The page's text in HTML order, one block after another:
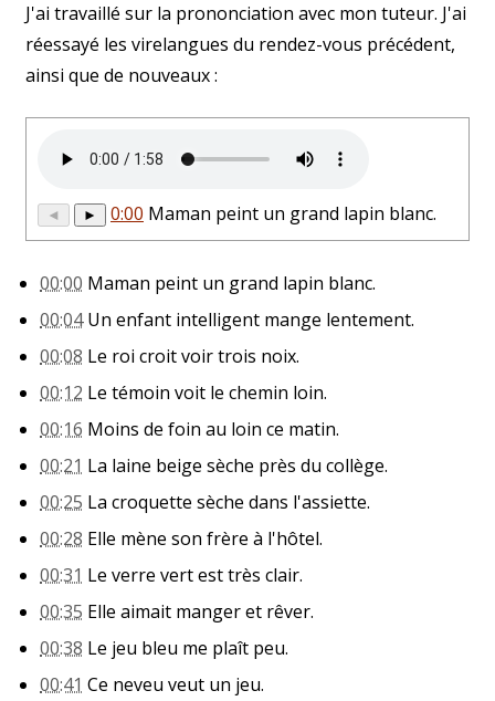
J'ai travaillé sur la prononciation avec mon tuteur. J'ai
réessayé les virelangues du rendez-vous précédent,
ainsi que de nouveaux :
◄ ► 0:00 Maman peint un grand lapin blanc.
00:00 Maman peint un grand lapin blanc.
00:04Un enfant intelligent mange lentement.
00:08 Le roi croit voir trois noix.
00:12 Le témoin voit le chemin loin.
00:16 Moins de foin au loin ce matin.
00:21 La laine beige sèche près du collège.
00:25 La croquette sèche dans l'assiette.
00:28 Elle mène son frère à l'hôtel.
00:31 Le verre vert est très clair.
00:35 Elle aimait manger et rêver.
00:38 Le jeu bleu me plaît peu.
00:41 Ce neveu veut un jeu.